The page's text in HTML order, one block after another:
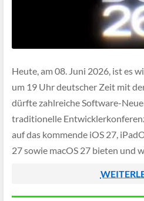
Heute, am 08. Juni 2026, ist es
um 19 Uhr deutscher Zeit mit
dürfte zahlreiche Software-
traditionelle
auf das kommende iOS 27,
27 sowie macOS 27 bieten und